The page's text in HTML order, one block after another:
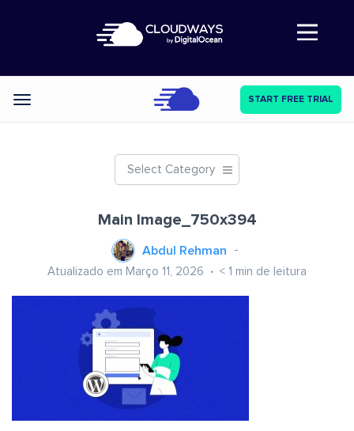
Abre a navegação
Categories START FREE TRIAL
Select Category
Main Image_750x394
Abdul Rehman
Atualizado em Março 11, 2026 < 1 min de leitura